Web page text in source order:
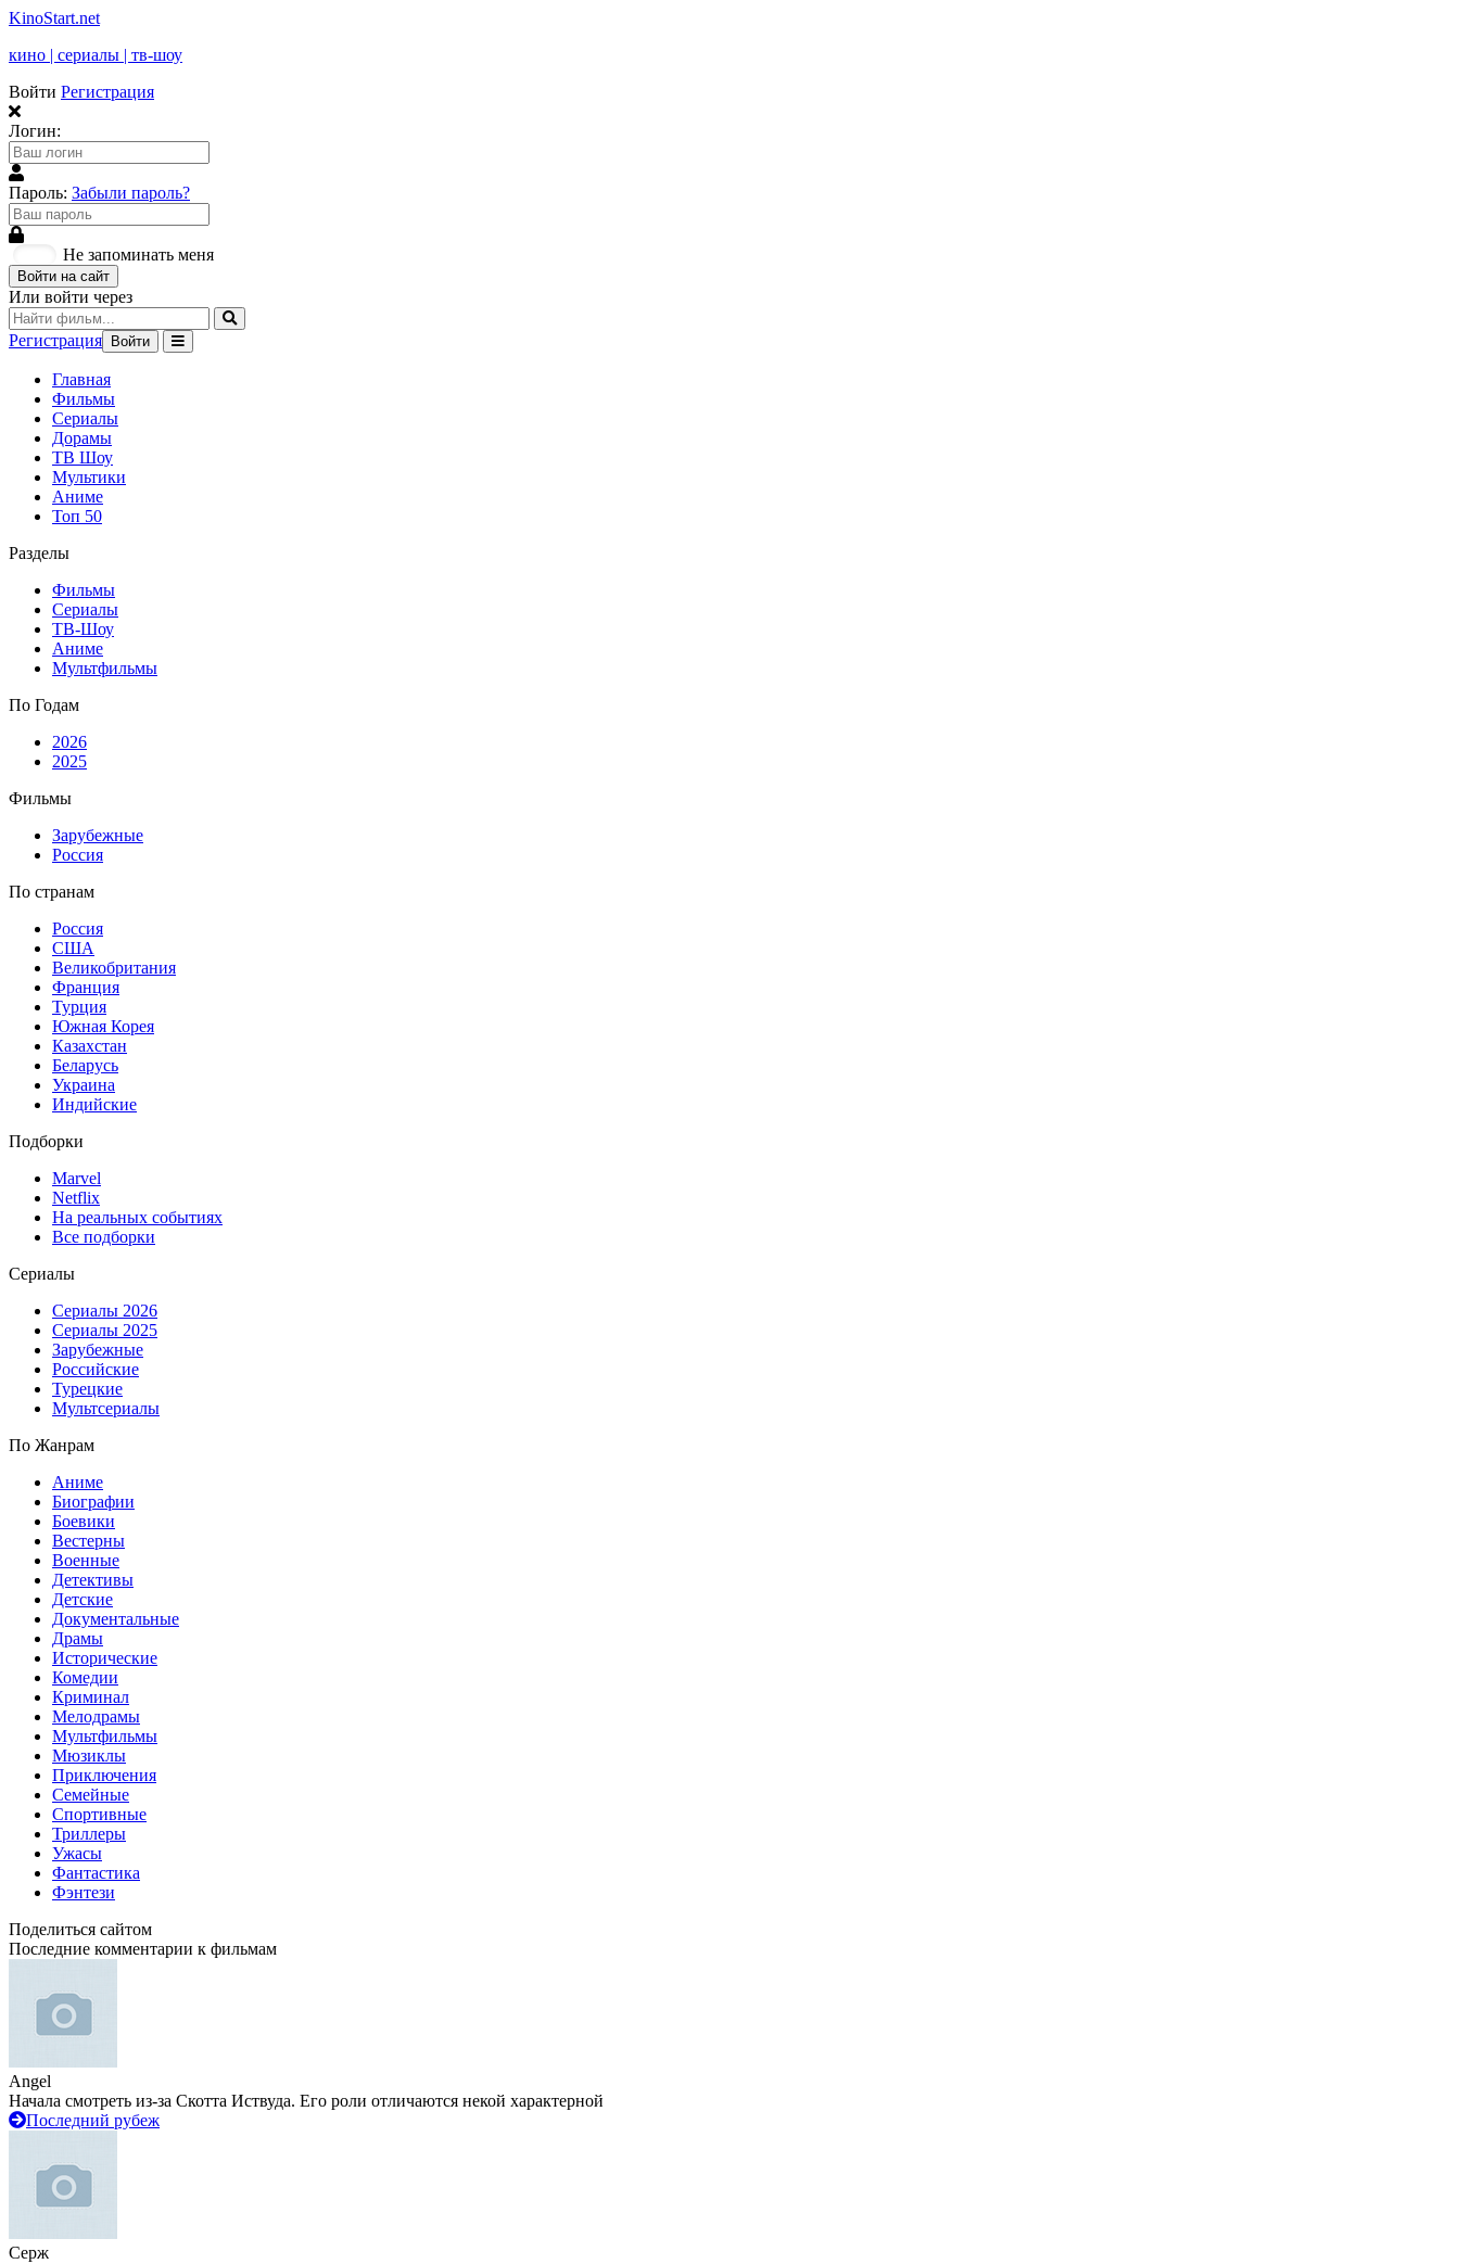
KinoStart.net
кино | сериалы | тв-шоу
Войти Регистрация
Логин:
Пароль: Забыли пароль?
Не запоминать меня
Войти на сайт
Или войти через
Регистрация Войти
Главная
Фильмы
Сериалы
Дорамы
ТВ Шоу
Мультики
Аниме
Топ 50
Разделы
Фильмы
Сериалы
ТВ-Шоу
Аниме
Мультфильмы
По Годам
2026
2025
Фильмы
Зарубежные
Россия
По странам
Россия
США
Великобритания
Франция
Турция
Южная Корея
Казахстан
Беларусь
Украина
Индийские
Подборки
Marvel
Netflix
На реальных событиях
Все подборки
Сериалы
Сериалы 2026
Сериалы 2025
Зарубежные
Российские
Турецкие
Мультсериалы
По Жанрам
Аниме
Биографии
Боевики
Вестерны
Военные
Детективы
Детские
Документальные
Драмы
Исторические
Комедии
Криминал
Мелодрамы
Мультфильмы
Мюзиклы
Приключения
Семейные
Спортивные
Триллеры
Ужасы
Фантастика
Фэнтези
Поделиться сайтом
Последние комментарии к фильмам
Angel
Начала смотреть из-за Скотта Иствуда. Его роли отличаются некой характерной
Последний рубеж
Серж